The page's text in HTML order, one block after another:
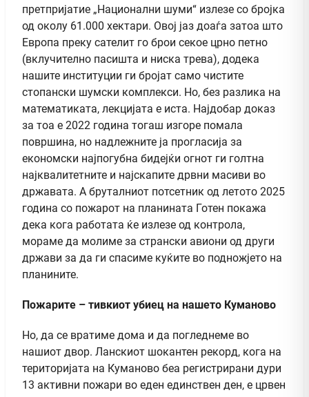
претпријатие „Национални шуми“ излезе со бројка
од околу 61.000 хектари. Овој јаз доаѓа затоа што
Европа преку сателит го брои секое црно петно
(вклучително пасишта и ниска трева), додека
нашите институции ги бројат само чистите
стопански шумски комплекси. Но, без разлика на
математиката, лекцијата е иста. Најдобар доказ
за тоа е 2022 година тогаш изгоре помала
површина, но надлежните ја прогласија за
економски најпогубна бидејќи огнот ги голтна
најквалитетните и најскапите дрвни масиви во
државата. А бруталниот потсетник од летото 2025
година со пожарот на планината Готен покажа
дека кога работата ќе излезе од контрола,
мораме да молиме за странски авиони од други
држави за да ги спасиме куќите во подножјето на
планините.
Пожарите – тивкиот убиец на нашето Куманово
Но, да се вратиме дома и да погледнеме во
нашиот двор. Ланскиот шокантен рекорд, кога на
територијата на Куманово беа регистрирани дури
13 активни пожари во еден единствен ден, е црвен